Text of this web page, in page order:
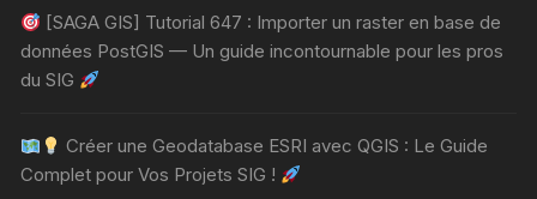
[SAGA GIS] Tutorial 647 : Importer un raster en base de
données PostGIS — Un guide incontournable pour les pros
du SIG
Créer une Geodatabase ESRI avec QGIS : Le Guide
Complet pour Vos Projets SIG !